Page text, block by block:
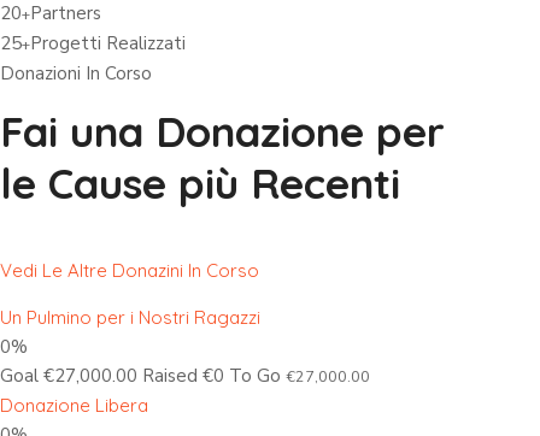
20+Partners
25+Progetti Realizzati
Donazioni In Corso
Fai una Donazione per
le Cause più Recenti
Vedi Le Altre Donazini In Corso
Un Pulmino per i Nostri Ragazzi
0%
Goal €27,000.00 Raised €0 To Go €27,000.00
Donazione Libera